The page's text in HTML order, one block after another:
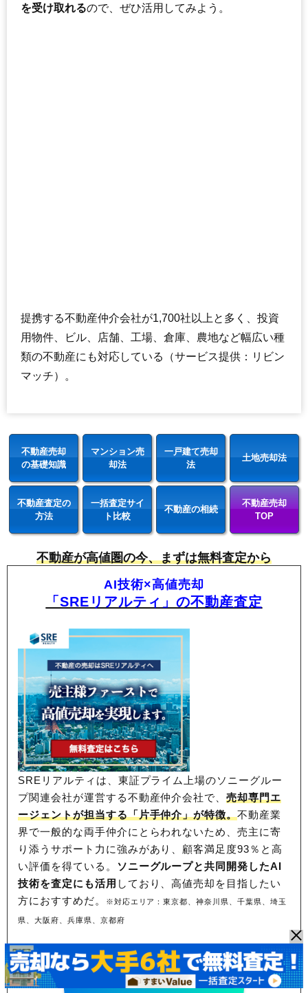
を受け取れるので、ぜひ活用してみよう。
提携する不動産仲介会社が1,700社以上と多く、投資
用物件、ビル、店舗、工場、倉庫、農地など幅広い種
類の不動産にも対応している（サービス提供：リビン
マッチ）。
不動産売却
の基礎知識
マンション売
却法
一戸建て売却
法
土地売却法
不動産査定の
方法
一括査定サイ
ト比較
不動産の相続
不動産売却
TOP
不動産が高値圏の今、まずは無料査定から
AI技術×高値売却
「SREリアルティ」の不動産査定
SREリアルティは、東証プライム上場のソニーグルー
プ関連会社が運営する不動産仲介会社で、売却専門エ
ージェントが担当する「片手仲介」が特徴。不動産業
界で一般的な両手仲介にとらわれないため、売主に寄
り添うサポート力に強みがあり、顧客満足度93％と高
い評価を得ている。 ソニーグループと共同開発したAI
技術を査定にも活用 しており、高値売却を目指したい
方におすすめだ。
※対応エリア：東京都、神奈川県、千葉県、埼玉
県、大阪府、兵庫県、京都府
東証プライム上場！売却力に定評あり
SREリアルティで無料査定